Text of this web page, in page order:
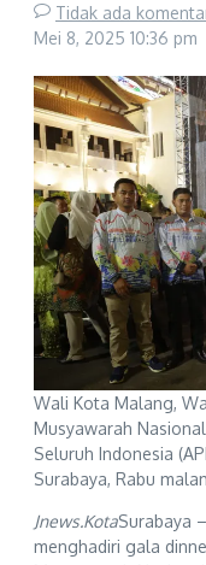
Tidak ada
Mei 8, 2025 10:36 pm
Wali Kota Malang,
Musyawarah
Seluruh Indonesia
Surabaya, Rabu
Jnews.KotaSurabaya
menghadiri gala